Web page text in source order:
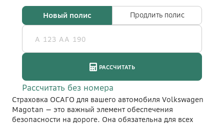
Страховка ОСАГО для вашего автомобиля Volkswagen
Magotan — это важный элемент обеспечения
безопасности на дороге. Она обязательна для всех